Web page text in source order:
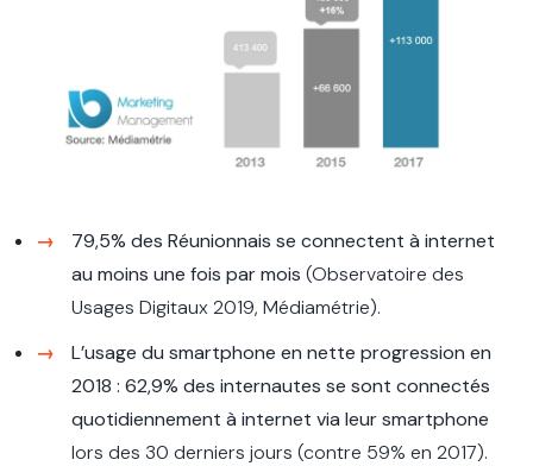
79,5% des Réunionnais se connectent à internet
au moins une fois par mois (Observatoire des
Usages Digitaux 2019, Médiamétrie).
L’usage du smartphone en nette progression en
2018 : 62,9% des internautes se sont connectés
quotidiennement à internet via leur smartphone
lors des 30 derniers jours (contre 59% en 2017).